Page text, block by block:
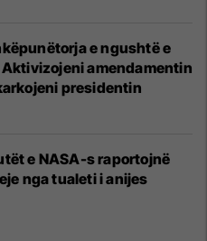
e ngushtë e
amendamentin
presidentin
e NASA-s raportojnë
nga tualeti i anijes